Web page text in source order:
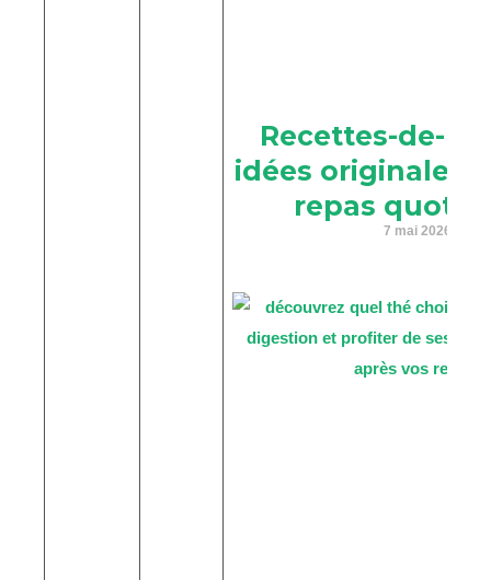
Recettes-de-
idées originales
repas
7 mai 2026